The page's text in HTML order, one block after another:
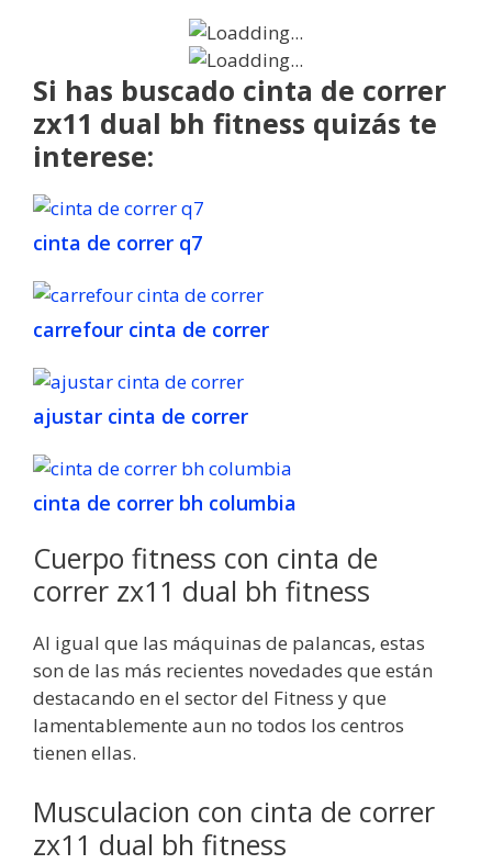
Si has buscado cinta de correr
zx11 dual bh fitness quizás te
interese:
cinta de correr q7
carrefour cinta de correr
ajustar cinta de correr
cinta de correr bh columbia
Cuerpo fitness con cinta de
correr zx11 dual bh fitness
Al igual que las máquinas de palancas, estas
son de las más recientes novedades que están
destacando en el sector del Fitness y que
lamentablemente aun no todos los centros
tienen ellas.
Musculacion con cinta de correr
zx11 dual bh fitness